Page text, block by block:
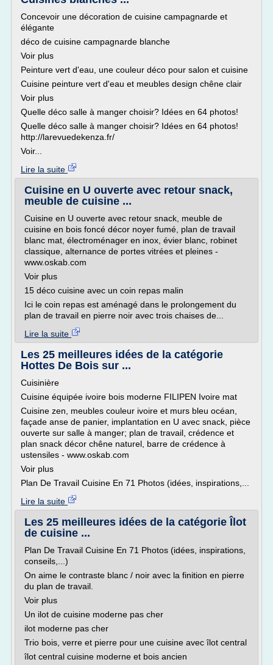
Concevoir une décoration de cuisine campagnarde et
élégante
déco de cuisine campagnarde blanche
Voir plus
Peinture vert d'eau, une couleur déco pour salon et cuisine
Cuisine peinture vert d'eau et meubles design chêne clair
Voir plus
Quelle déco salle à manger choisir? Idées en 64 photos!
Quelle déco salle à manger choisir? Idées en 64 photos!
http://larevuedekenza.fr/
Voir...
Lire la suite
Cuisine en U ouverte avec retour snack,
meuble de cuisine ...
Cuisine en U ouverte avec retour snack, meuble de
cuisine en bois foncé décor noyer fumé, plan de travail
blanc mat, électroménager en inox, évier blanc, robinet
classique, alternance de portes vitrées et pleines -
www.oskab.com
Voir plus
15 déco cuisine avec un coin repas malin
Ici le coin repas est aménagé dans le prolongement du
plan de travail en pierre noir avec trois chaises de...
Lire la suite
Les 25 meilleures idées de la catégorie
Hottes De Bois sur ...
Cuisinière
Cuisine équipée ivoire bois moderne FILIPEN Ivoire mat
Cuisine zen, meubles couleur ivoire et murs bleu océan,
façade anse de panier, implantation en U avec snack, pièce
ouverte sur salle à manger; plan de travail, crédence et
plan snack décor chêne naturel, barre de crédence à
ustensiles - www.oskab.com
Voir plus
Plan De Travail Cuisine En 71 Photos (idées, inspirations,...
Lire la suite
Les 25 meilleures idées de la catégorie Îlot
de cuisine ...
Plan De Travail Cuisine En 71 Photos (idées, inspirations,
conseils,...)
On aime le contraste blanc / noir avec la finition en pierre
du plan de travail.
Voir plus
Un ilot de cuisine moderne pas cher
ilot moderne pas cher
Trio bois, verre et pierre pour une cuisine avec îlot central
îlot central cuisine moderne et bois ancien